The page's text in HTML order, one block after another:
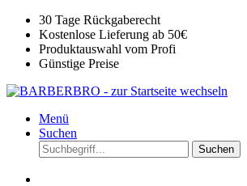
30 Tage Rückgaberecht
Kostenlose Lieferung ab 50€
Produktauswahl vom Profi
Günstige Preise
Menü
Suchen
Suchen